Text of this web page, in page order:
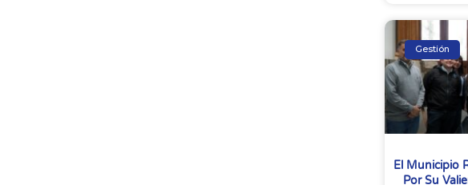
Gestión
El Municipio
Por Su